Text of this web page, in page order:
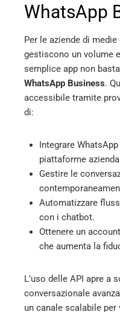
WhatsApp
Per le aziende di
gestiscono un volume
semplice app non
WhatsApp Business.
accessibile tramite
di:
Integrare
piattaforme
Gestire le
Automatizzare
con i chatbot.
Ottenere un
che aumenta la
L’uso delle API apre a
conversazionale
un canale scalabile